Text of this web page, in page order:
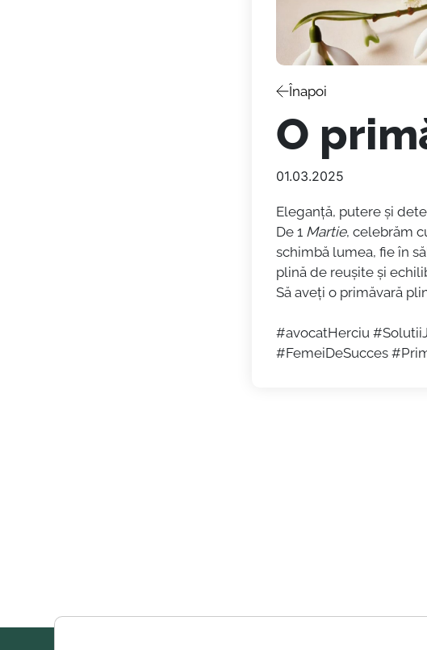
Înapoi
O
01.03.2025
Eleganță, putere și
De 1 Martie, celebrăm
schimbă lumea, fie în
plină de reușite și
Să aveți o primăvară
#avocatHerciu
#FemeiDeSucces